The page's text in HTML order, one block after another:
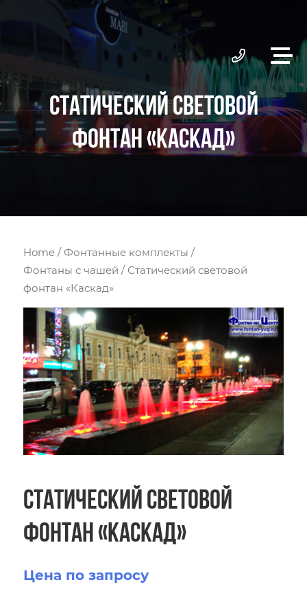
СТАТИЧЕСКИЙ СВЕТОВОЙ
ФОНТАН «КАСКАД»
Home /Фонтанные комплекты /
Фонтаны с чашей / Статический световой
фонтан «Каскад»
Статический световой
фонтан «Каскад»
Цена по запросу